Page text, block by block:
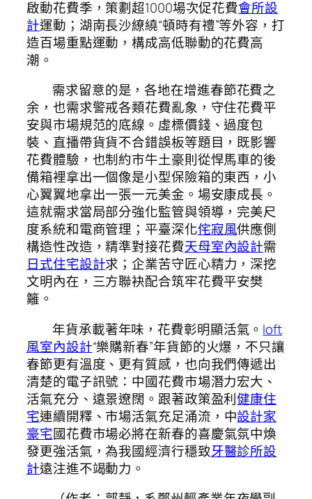
啟動花費季，策劃超1000場次促花費會所設
計運動；湖南長沙繚繞“頓時有禮”等外容，打
造百場重點運動，構成高低聯動的花費高
潮。
需求留意的是，各地在增進春節花費之
余，也需求警戒各類花費亂象，守住花費平
安與市場規范的底線。虛標價錢、過度包
裝、直播帶貨貨不合錯誤板等題目，既影響
花費體驗，也制約市牛土豪則從悍馬車的後
備箱裡拿出一個像是小型保險箱的東西，小
心翼翼地拿出一張一元美金。場安康成長。
這就需求當局部分強化監管與領導，完美尺
度系統和電商管理；平臺深化侘寂風供應側
構造性改造，精準對接花費天母室內設計需
日式住宅設計求；企業苦守匠心精力，深挖
文明內在，三方聯袂配合筑牢花費平安樊
籬。
年貨承載著年味，花費彰明顯活氣。 loft
風室內設計“樂購新春”年貨節的火爆，不只讓
春節更有溫度、更有質感，也向我們傳遞出
清楚的電子訊號：中國花費市場潛力宏大、
活氣充分、遠景遼闊。跟著政策盈利健康住
宅連續開釋、市場活氣充足涌流，中設計家
豪宅國花費市場必將在新春的喜慶氣氛中煥
發更強活氣，為我國經濟行穩致牙醫診所設
計遠注進不竭動力。